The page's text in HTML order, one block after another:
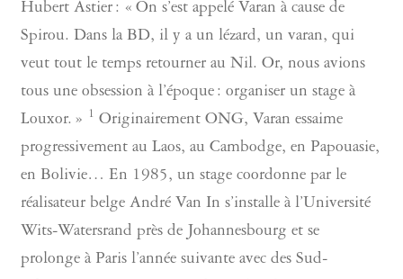
Hubert Astier : « On s’est appelé Varan à cause de
Spirou. Dans la BD, il y a un lézard, un varan, qui
veut tout le temps retourner au Nil. Or, nous avions
tous une obsession à l’époque : organiser un stage à
Louxor. »
1 Originairement ONG, Varan essaime
progressivement au Laos, au Cambodge, en Papouasie,
en Bolivie… En 1985, un stage coordonne par le
réalisateur belge André Van In s’installe à l’Université
Wits-Watersrand près de Johannesbourg et se
prolonge à Paris l’année suivante avec des Sud-